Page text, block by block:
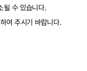
될 수 있습니다.
여 주시기 바랍니다.